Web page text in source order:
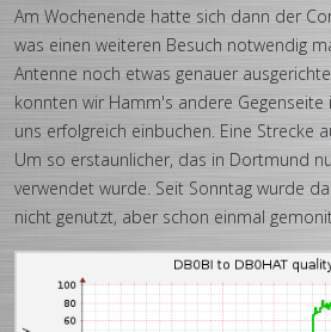
Am Wochenende hatte sich dann der
was einen weiteren Besuch notwendig
Antenne noch etwas genauer
konnten wir Hamm's andere
uns erfolgreich einbuchen. Eine Strecke
Um so erstaunlicher, das in Dortmund
verwendet wurde. Seit Sonntag wurde
nicht genutzt, aber schon einmal